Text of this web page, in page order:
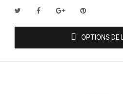
OPTIONS DE